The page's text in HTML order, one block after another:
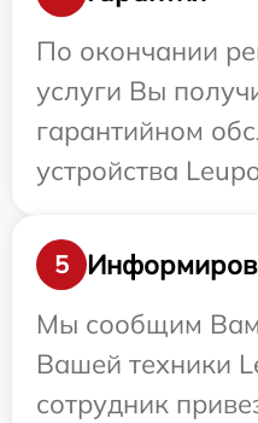
По окончании
услуги Вы
гарантийном
устройства
5
Мы сообщим Вам
Вашей техники
сотрудник